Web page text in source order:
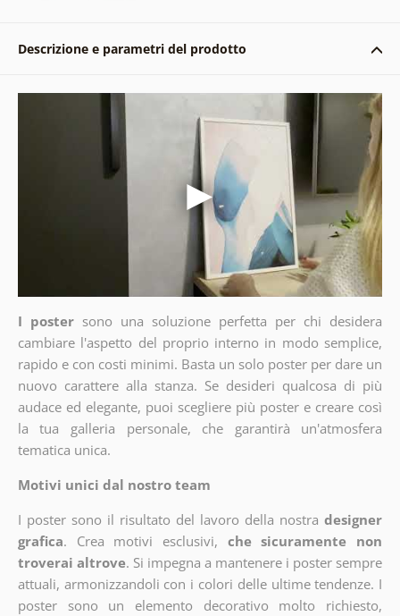
Descrizione e parametri del prodotto
I poster sono una soluzione perfetta per chi desidera
cambiare l'aspetto del proprio interno in modo semplice,
rapido e con costi minimi. Basta un solo poster per dare un
nuovo carattere alla stanza. Se desideri qualcosa di più
audace ed elegante, puoi scegliere più poster e creare così
la tua galleria personale, che garantirà un'atmosfera
tematica unica.
Motivi unici dal nostro team
I poster sono il risultato del lavoro della nostra designer
grafica. Crea motivi esclusivi, che sicuramente non
troverai altrove. Si impegna a mantenere i poster sempre
attuali, armonizzandoli con i colori delle ultime tendenze. I
poster sono un elemento decorativo molto richiesto,